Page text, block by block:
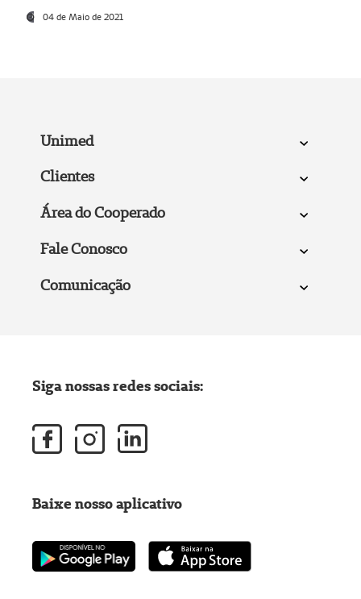
04 de Maio de 2021
Unimed
Clientes
Área do Cooperado
Fale Conosco
Comunicação
Siga nossas redes sociais:
Baixe nosso aplicativo